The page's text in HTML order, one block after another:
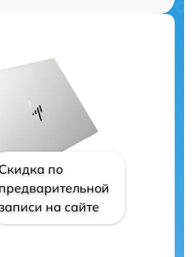
Скидка по
предварительной
на сайте